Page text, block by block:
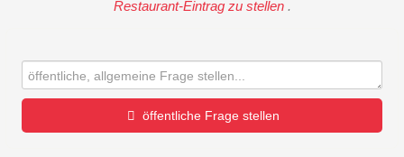
Restaurant-Eintrag zu stellen .
öffentliche Frage stellen